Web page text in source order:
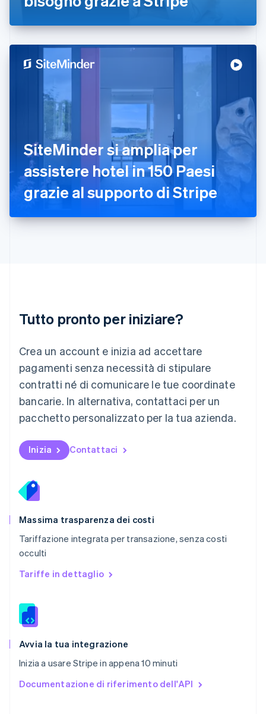
SiteMinder si amplia per
assistere hotel in 150 Paesi
grazie al supporto di Stripe
Tutto pronto per iniziare?
Crea un account e inizia ad accettare
pagamenti senza necessità di stipulare
contratti né di comunicare le tue coordinate
bancarie. In alternativa, contattaci per un
pacchetto personalizzato per la tua azienda.
Inizia Contattaci
Massima trasparenza dei costi
Tariffazione integrata per transazione, senza costi
occulti
Tariffe in dettaglio
Avvia la tua integrazione
Inizia a usare Stripe in appena 10 minuti
Documentazione di riferimento dell'API
Germania
Giappone
日本語English
Grecia
English
India
English
Irlanda
English
Italia
Italiano English
Lettonia
Liechtenstein
Malta
English
EspañolEnglish
Norvegia
English
Nuova Zelanda
English
NederlandsEnglish
English
Portogallo
RAS di Hong Kong, Cina
English
English
English
Romania
English
Slovacchia
Slovenia
English Italiano
EspañolEnglish
English Español 简体中文